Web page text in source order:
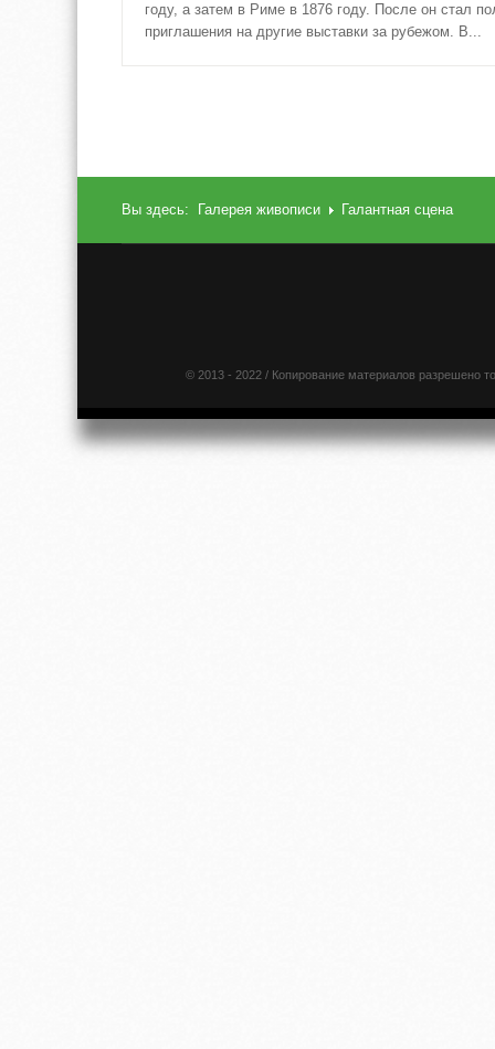
году, а затем в Риме в 1876 году. После он стал
приглашения на другие выставки за рубежом. В...
Вы здесь: Галерея живописи Галантная сцена
© 2013 - 2022 / Копирование материалов разрешено